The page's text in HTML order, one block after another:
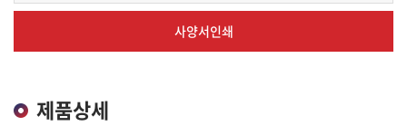
사양서인쇄
제품상세